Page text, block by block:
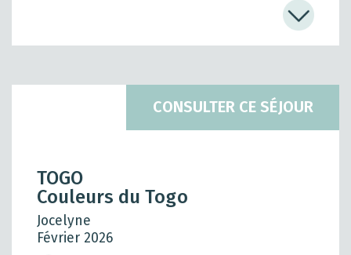
manuelles. Nous avons fait de belles balades en
TOGO
Couleurs du Togo
Jocelyne
Février 2026
CONSULTER CE SÉJOUR